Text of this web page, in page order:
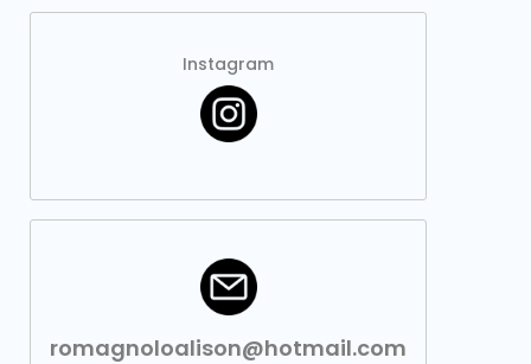
Instagram
romagnoloalison@hotmail.com